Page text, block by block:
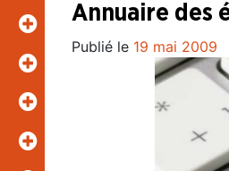
Annuaire des
Publié le 19 mai 2009